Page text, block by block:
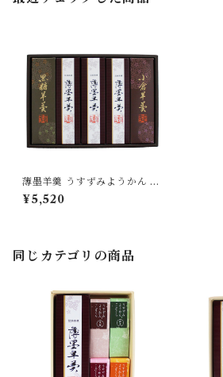
薄墨羊羹 うすずみようかん 小
棹 5本入り 詰合せ セット 【送
料無料】 [yokan-ko-set05]
¥5,520
同じカテゴリの商品